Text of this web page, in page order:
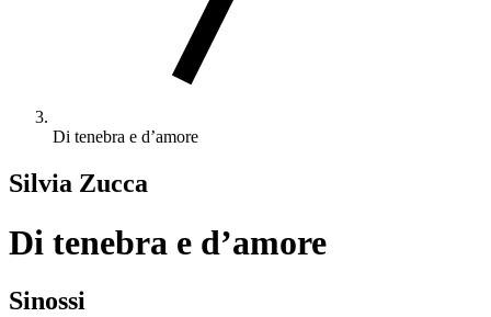
Di tenebra e d’amore
Silvia Zucca
Di tenebra e d’amore
Sinossi